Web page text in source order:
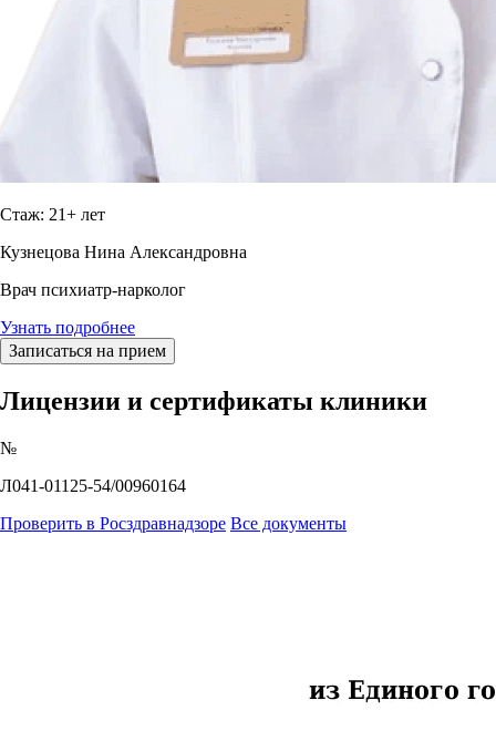
Стаж: 21+ лет
Кузнецова Нина Александровна
Врач психиатр-нарколог
Узнать подробнее
Записаться на прием
Лицензии и сертификаты клиники
№
Л041-01125-54/00960164
Проверить в Росздравнадзоре Все документы